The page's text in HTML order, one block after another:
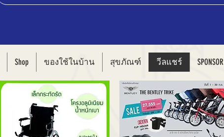
Shop ของใช้ในบ้าน สุขภัณฑ์ วีลแชร์ SPONSOR